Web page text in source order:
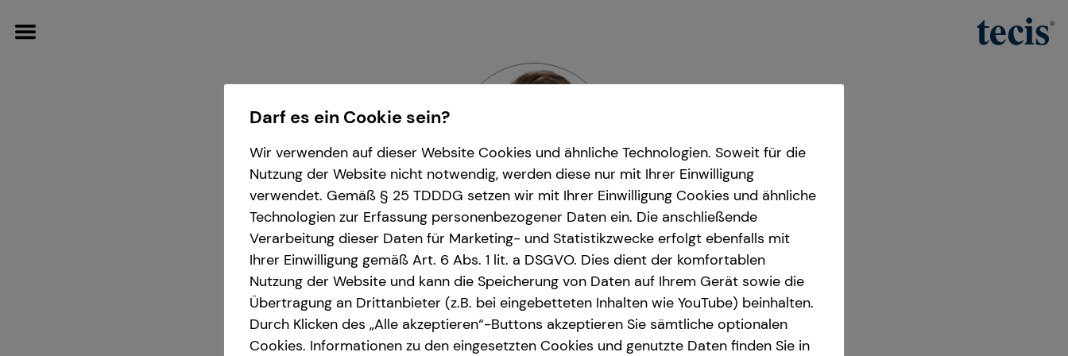
Sven Stahl| Repräsentanzleiter
in Heidelberg und Umgebung | Hauptstraße 176 | 69117 Heidelberg
Darf es ein Cookie sein?
Wir verwenden auf dieser Website Cookies und ähnliche Technologien. Soweit für die
Nutzung der Website nicht notwendig, werden diese nur mit Ihrer Einwilligung
verwendet. Gemäß § 25 TDDDG setzen wir mit Ihrer Einwilligung Cookies und ähnliche
Technologien zur Erfassung personenbezogener Daten ein. Die anschließende
Verarbeitung dieser Daten für Marketing- und Statistikzwecke erfolgt ebenfalls mit
Ihrer Einwilligung gemäß Art. 6 Abs. 1 lit. a DSGVO. Dies dient der komfortablen
Nutzung der Website und kann die Speicherung von Daten auf Ihrem Gerät sowie die
Übertragung an Drittanbieter (z.B. bei eingebetteten Inhalten wie YouTube) beinhalten.
Durch Klicken des „Alle akzeptieren“-Buttons akzeptieren Sie sämtliche optionalen
Cookies. Informationen zu den eingesetzten Cookies und genutzte Daten finden Sie in